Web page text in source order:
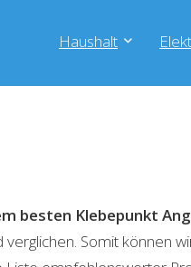
Haushalt
besten Klebepunkt
Somit können